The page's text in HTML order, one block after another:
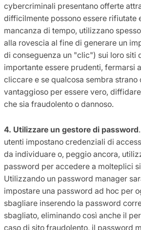
cybercriminali presentano offerte
difficilmente possono essere rifiutate
mancanza di tempo, utilizzano
alla rovescia al fine di generare un
di conseguenza un "clic") sui loro siti
importante essere prudenti, fermarsi
cliccare e se qualcosa sembra strano
vantaggioso per essere vero,
che sia fraudolento o dannoso.
4. Utilizzare un gestore di password
utenti impostano credenziali di
da individuare o, peggio ancora,
password per accedere a molteplici
Utilizzando un password manager
impostare una password ad hoc per
sbagliare inserendo la password
sbagliato, eliminando così anche il
caso di sito fraudolento, il password